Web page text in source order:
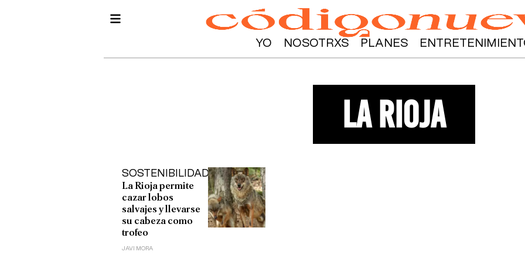
YO NOSOTRXS PLANES
la rioja
SOSTENIBILIDAD
La Rioja permite
cazar lobos
salvajes y llevarse
su cabeza como
trofeo
JAVI MORA